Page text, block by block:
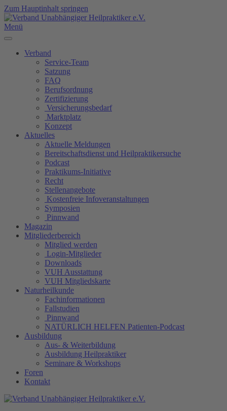
Zum Hauptinhalt springen
Menü
Verband
Service-Team
Satzung
FAQ
Berufsordnung
Zertifizierung
Versicherungsbedarf
Marktplatz
Konzept
Aktuelles
Aktuelle Meldungen
Bereitschaftsdienst und Heilpraktikersuche
Podcast
Praktikums-Initiative
Recht
Stellenangebote
Kostenfreie Infoveranstaltungen
Symposien
Pinnwand
Magazin
Mitgliederbereich
Mitglied werden
Login-Mitglieder
Downloads
VUH Ausstattung
VUH Mitgliedskarte
Naturheilkunde
Fachinformationen
Fallstudien
Pinnwand
NATÜRLICH HELFEN Patienten-Podcast
Ausbildung
Aus- & Weiterbildung
Ausbildung Heilpraktiker
Seminare & Workshops
Foren
Kontakt